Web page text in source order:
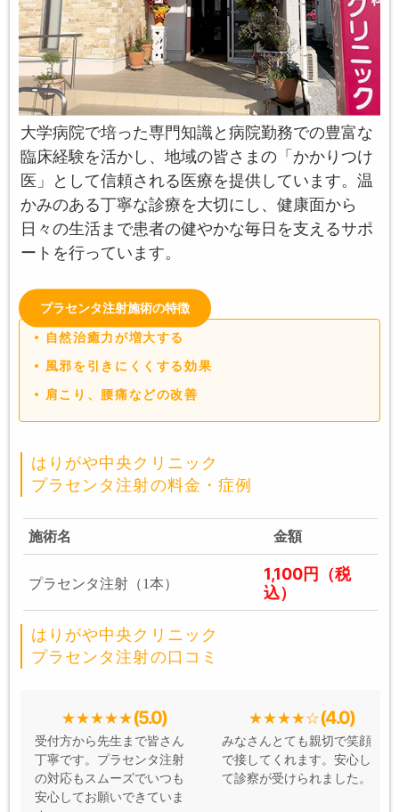
大学病院で培った専門知識と病院勤務での豊富な
臨床経験を活かし、地域の皆さまの「かかりつけ
医」として信頼される医療を提供しています。温
かみのある丁寧な診療を大切にし、健康面から
日々の生活まで患者の健やかな毎日を支えるサポ
ートを行っています。
プラセンタ注射施術の特徴
自然治癒力が増大する
風邪を引きにくくする効果
肩こり、腰痛などの改善
はりがや中央クリニック
プラセンタ注射の料金・症例
施術名 金額
プラセンタ注射（1本）
1,100円（税
込）
はりがや中央クリニック
プラセンタ注射の口コミ
(5.0)
受付方から先生まで皆さん
丁寧です。プラセンタ注射
の対応もスムーズでいつも
安心してお願いできていま
(4.0)
みなさんとても親切で笑顔
で接してくれます。安心し
て診察が受けられました。